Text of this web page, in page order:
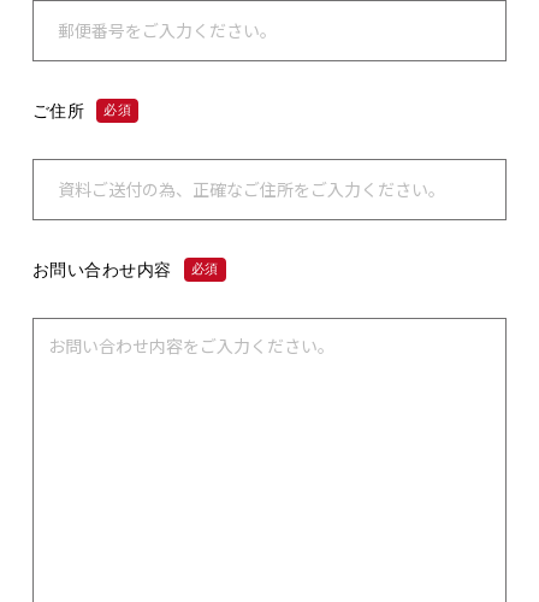
ご住所 必須
お問い合わせ内容 必須